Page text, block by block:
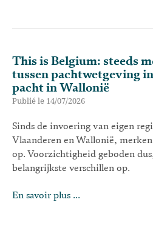
This is Belgium: steeds
tussen pachtwetgeving
pacht in Wallonië
Publié le 14/07/2026
Sinds de invoering van eigen
Vlaanderen en Wallonië,
op. Voorzichtigheid geboden
belangrijkste verschillen op.
En savoir plus ...